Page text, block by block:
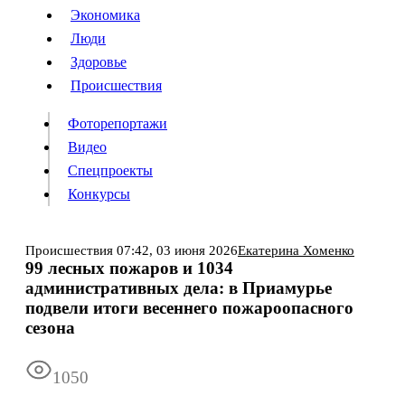
Власть
Происшествия
Видео
Конкурсы
Информация Подписка Реклама Все новости Архив
Экономика
Люди
Здоровье
Происшествия
Фоторепортажи
Видео
Спецпроекты
Конкурсы
Происшествия 07:42, 03 июня 2026Екатерина Хоменко
99 лесных пожаров и 1034
административных дела: в Приамурье
подвели итоги весеннего пожароопасного
сезона
1050